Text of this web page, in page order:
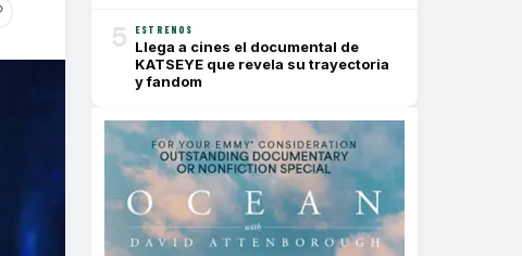
5 ESTRENOS
Llega a cines el documental de
KATSEYE que revela su trayectoria
y fandom